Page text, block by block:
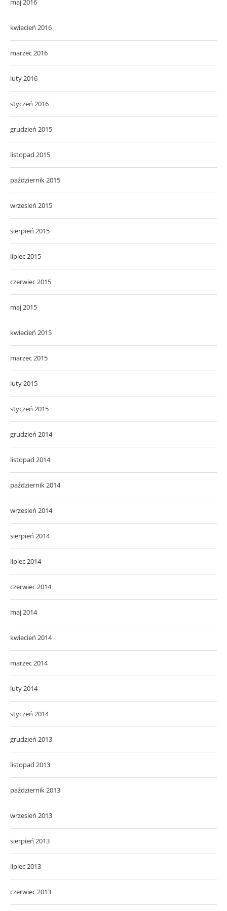
maj 2016
kwiecień 2016
marzec 2016
luty 2016
styczeń 2016
grudzień 2015
listopad 2015
październik 2015
wrzesień 2015
sierpień 2015
lipiec 2015
czerwiec 2015
maj 2015
kwiecień 2015
marzec 2015
luty 2015
styczeń 2015
grudzień 2014
listopad 2014
październik 2014
wrzesień 2014
sierpień 2014
lipiec 2014
czerwiec 2014
maj 2014
kwiecień 2014
marzec 2014
luty 2014
styczeń 2014
grudzień 2013
listopad 2013
październik 2013
wrzesień 2013
sierpień 2013
lipiec 2013
czerwiec 2013